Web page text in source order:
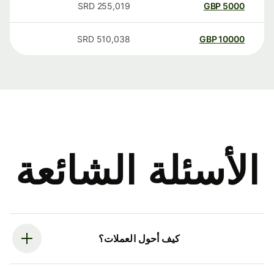
5000
GBP
255,019
SRD
10000
GBP
510,038
SRD
الأسئلة الشائعة
كيف أحول العملات؟